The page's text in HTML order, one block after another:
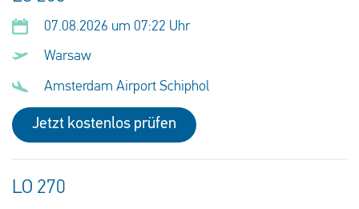
07.08.2026 um 07:22 Uhr
Warsaw
Amsterdam Airport Schiphol
Jetzt kostenlos prüfen
LO 270